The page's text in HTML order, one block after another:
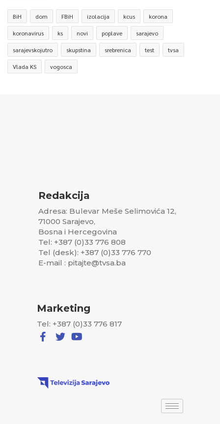
BiH dom FBiH izolacija kcus korona
koronavirus ks novi poplave sarajevo
sarajevskojutro skupstina srebrenica test tvsa
Vlada KS vogosca
Redakcija
Adresa: Bulevar Meše Selimovića 12,
71000 Sarajevo,
Bosna i Hercegovina
Tel: +387 (0)33 776 808
Tel (desk): +387 (0)33 776 770
E-mail : pitajte@tvsa.ba
Marketing
Tel: +387 (0)33 776 817